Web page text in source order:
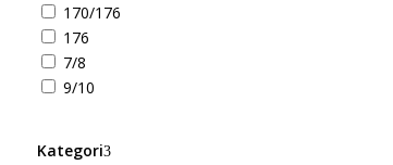
170/176
176
7/8
9/10
Kategori